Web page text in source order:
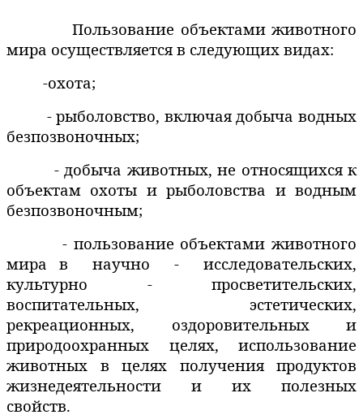
Пользование объектами животного
мира осуществляется в следующих видах:
-охота;
- рыболовство, включая добыча водных
безпозвоночных;
- добыча животных, не относящихся к
объектам охоты и рыболовства и водным
безпозвоночным;
- пользование объектами животного
мира в
научно -
исследовательских,
культурно - просветительских,
воспитательных, эстетических,
рекреационных, оздоровительных и
природоохранных целях, использование
животных
в целях получения
продуктов
жизнедеятельности и их полезных
свойств.